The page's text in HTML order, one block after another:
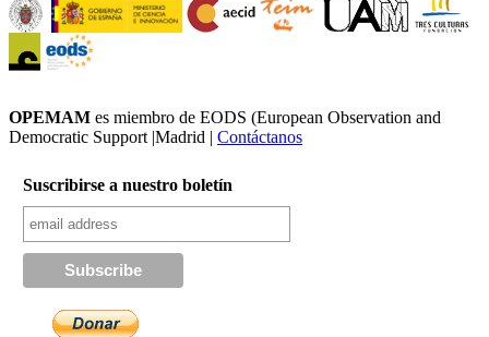
OPEMAM es miembro de EODS (European Observation and
Democratic Support |Madrid | Contáctanos
Suscribirse a nuestro boletín